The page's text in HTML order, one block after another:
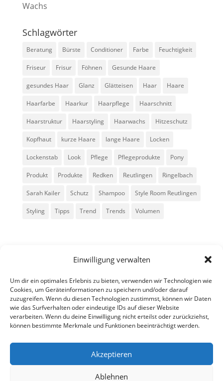
Einwilligung verwalten
Um dir ein optimales Erlebnis zu bieten, verwenden wir Technologien wie
Cookies, um Geräteinformationen zu speichern und/oder darauf
zuzugreifen. Wenn du diesen Technologien zustimmst, können wir Daten
wie das Surfverhalten oder eindeutige IDs auf dieser Website
verarbeiten. Wenn du deine Einwilligung nicht erteilst oder zurückziehst,
können bestimmte Merkmale und Funktionen beeinträchtigt werden.
Akzeptieren
Ablehnen
Wachs
Schlagwörter
Beratung Bürste Conditioner Farbe Feuchtigkeit
Friseur Frisur Föhnen Gesunde Haare
gesundes Haar Glanz Glätteisen Haar Haare
Haarfarbe Haarkur Haarpflege Haarschnitt
Haarstruktur Haarstyling Haarwachs Hitzeschutz
Kopfhaut kurze Haare lange Haare Locken
Lockenstab Look Pflege Pflegeprodukte Pony
Produkt Produkte Redken Reutlingen Ringelbach
Sarah Kailer Schutz Shampoo Style Room Reutlingen
Styling Tipps Trend Trends Volumen
Alle Rechte vorbehalten - Sarah Kailer